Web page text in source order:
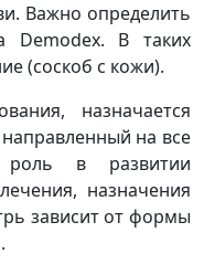
Важно определить
Demodex. В таких
(соскоб с кожи).
назначается
на все
в развитии
назначения
зависит от формы